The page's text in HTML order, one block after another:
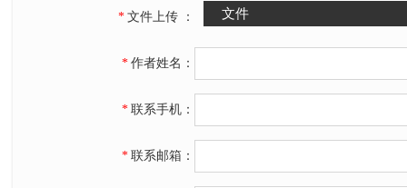
* 文件上传 ：
* 作者姓名：
* 联系手机：
* 联系邮箱：